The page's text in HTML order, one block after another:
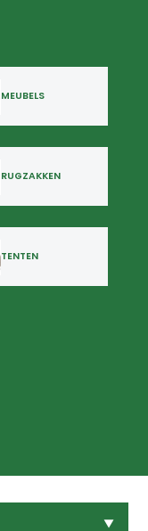
MEUBELS
RUGZAKKEN
TENTEN
▼